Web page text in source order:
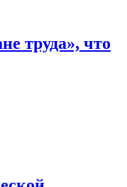
труда», что